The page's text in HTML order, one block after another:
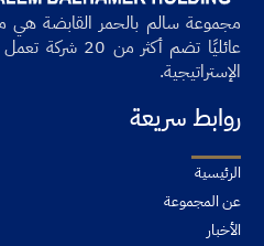
مجموعة سالم بالحمر القابضة هي
عائليًا تضم أكثر
الإستراتيجية.
روابط سريعة
الرئيسية
عن المجموعة
الأخبار